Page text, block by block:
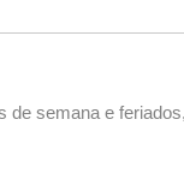
de semana e